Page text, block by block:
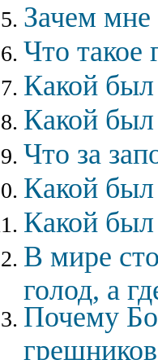
Зачем мне
Что такое
Какой
Какой был
Что за
Какой был
Какой был
В мире
голод, а
Почему